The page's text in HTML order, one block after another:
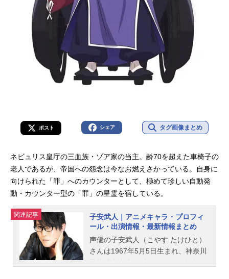
ポスト シェア タグ画像まとめ
ネビュリス皇庁の三血族・ゾア家の当主。齢70を超えた車椅子の
老人であるが、帝国への怨念は今なお燃えさかっている。自身に
向けられた「罪」へのカウンターとして、極めて珍しい自動発
動・カウンター型の「罪」の星霊を宿している。
関連記事
子安武人｜アニメキャラ・プロフィ
ール・出演情報・最新情報まとめ
声優の子安武人（こやす たけひと）
さんは1967年5月5日生まれ、神奈川